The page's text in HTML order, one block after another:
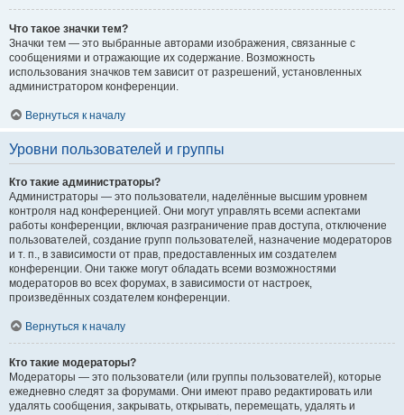
Что такое значки тем?
Значки тем — это выбранные авторами изображения, связанные с
сообщениями и отражающие их содержание. Возможность
использования значков тем зависит от разрешений, установленных
администратором конференции.
Вернуться к началу
Уровни пользователей и группы
Кто такие администраторы?
Администраторы — это пользователи, наделённые высшим уровнем
контроля над конференцией. Они могут управлять всеми аспектами
работы конференции, включая разграничение прав доступа, отключение
пользователей, создание групп пользователей, назначение модераторов
и т. п., в зависимости от прав, предоставленных им создателем
конференции. Они также могут обладать всеми возможностями
модераторов во всех форумах, в зависимости от настроек,
произведённых создателем конференции.
Вернуться к началу
Кто такие модераторы?
Модераторы — это пользователи (или группы пользователей), которые
ежедневно следят за форумами. Они имеют право редактировать или
удалять сообщения, закрывать, открывать, перемещать, удалять и